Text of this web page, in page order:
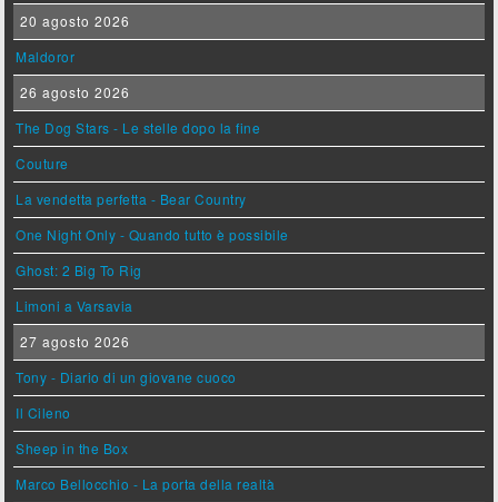
20 agosto 2026
Maldoror
26 agosto 2026
The Dog Stars - Le stelle dopo la fine
Couture
La vendetta perfetta - Bear Country
One Night Only - Quando tutto è possibile
Ghost: 2 Big To Rig
Limoni a Varsavia
27 agosto 2026
Tony - Diario di un giovane cuoco
Il Cileno
Sheep in the Box
Marco Bellocchio - La porta della realtà